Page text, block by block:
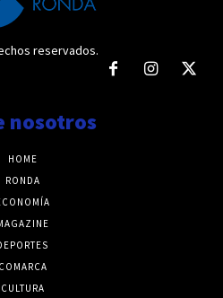
reservados.
nosotros
HOME
RONDA
COMARCA
CULTURA